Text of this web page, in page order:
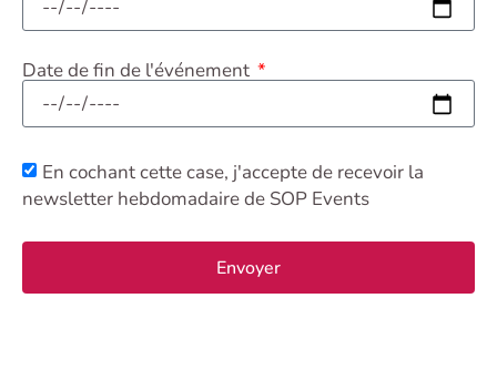
Date de fin de l'événement
En cochant cette case, j'accepte de recevoir la
newsletter hebdomadaire de SOP Events
Envoyer